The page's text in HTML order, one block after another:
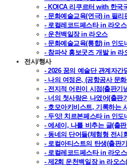
- KOICA 리쿠르터 with 한국
- 문화예술교육(연극) in 필리
- 로컬레코드페스타 in 라오스
- 운천백일장 in 라오스
- 문화예술교육(통합) in 인도
- 참파삭 홍보굿즈 개발 in 라
전시/행사
- 2026 꿈의 예술단 관계자간
- 나의 여정은, (공항공사 문
- 전지적 어린이 시점(출판기
- 너의 첫사랑은 나였어(출판
- 호모아키비스트, 기록하는
- 두잇! 치르본페스타 in 인도
- 에세이, 나를 비추는 글(출
- 동네의 단어들(체험형 전시
- 로컬아티스트의 탄생(출판
- 로컬레코드페스타 in 라오
- 제2회 운천백일장 in 라오스